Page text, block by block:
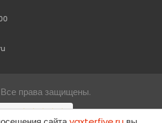
права защищены.